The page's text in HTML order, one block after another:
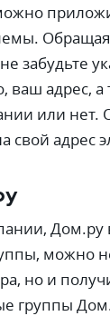
забудьте
ваш адрес,
или нет.
свой адрес
Дом.ру
можно
но и
группы